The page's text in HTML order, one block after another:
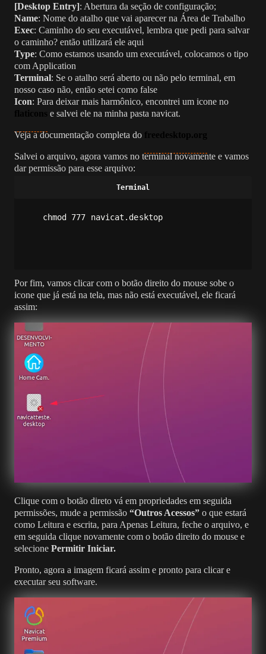
[Desktop Entry]: Abertura da seção de configuração;
Name: Nome do atalho que vai aparecer na Área de Trabalho
Exec: Caminho do seu executável, lembra que pedi para salvar
o caminho? então utilizará ele aqui
Type: Como estamos usando um executável, colocamos o tipo
com Application
Terminal: Se o atalho será aberto ou não pelo terminal, em
nosso caso não, então setei como false
Icon: Para deixar mais harmônico, encontrei um icone no
e salvei ele na minha pasta navicat.
Veja a documentação completa do
Salvei o arquivo, agora vamos no terminal novamente e vamos
dar permissão para esse arquivo:
chmod 777 navicat.desktop
Por fim, vamos clicar com o botão direito do mouse sobe o
icone que já está na tela, mas não está executável, ele ficará
assim:
Clique com o botão direto vá em propriedades em seguida
permissões, mude a permissão “Outros Acessos” o que estará
como Leitura e escrita, para Apenas Leitura, feche o arquivo, e
em seguida clique novamente com o botão direito do mouse e
selecione Permitir Iniciar.
Pronto, agora a imagem ficará assim e pronto para clicar e
executar seu software.